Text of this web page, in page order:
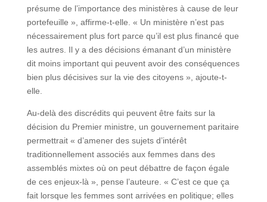
présume de l’importance des ministères à cause de leur
portefeuille », affirme-t-elle. « Un ministère n’est pas
nécessairement plus fort parce qu’il est plus financé que
les autres. Il y a des décisions émanant d’un ministère
dit moins important qui peuvent avoir des conséquences
bien plus décisives sur la vie des citoyens », ajoute-t-
elle.
Au-delà des discrédits qui peuvent être faits sur la
décision du Premier ministre, un gouvernement paritaire
permettrait « d’amener des sujets d’intérêt
traditionnellement associés aux femmes dans des
assemblés mixtes où on peut débattre de façon égale
de ces enjeux-là », pense l’auteure. « C’est ce que ça
fait lorsque les femmes sont arrivées en politique; elles